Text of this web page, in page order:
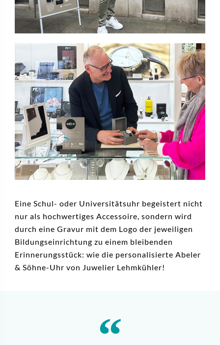
Eine Schul- oder Universitätsuhr begeistert nicht
nur als hochwertiges Accessoire, sondern wird
durch eine Gravur mit dem Logo der jeweiligen
Bildungseinrichtung zu einem bleibenden
Erinnerungsstück: wie die personalisierte Abeler
& Söhne-Uhr von Juwelier Lehmkühler!